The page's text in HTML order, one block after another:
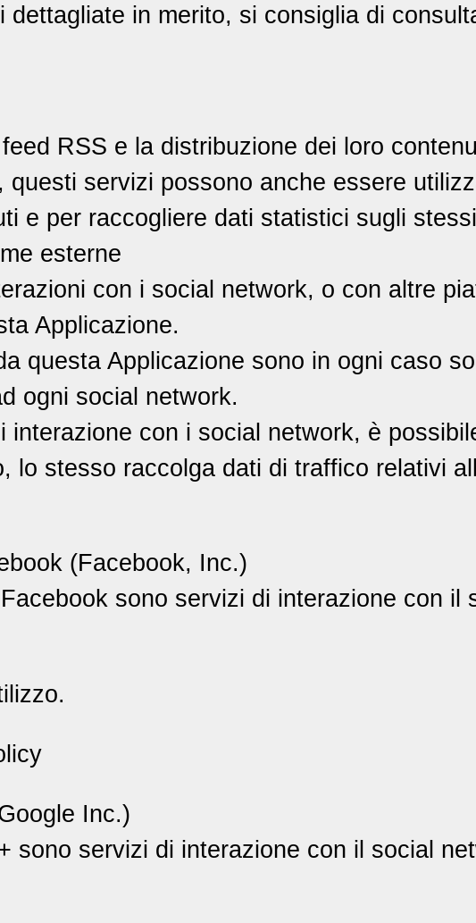
dettagliate in merito, si consiglia di
RSS e la distribuzione dei loro
servizi possono anche essere
e per raccogliere dati statistici sugli
esterne
con i social network, o con altre
Applicazione.
questa Applicazione sono in ogni caso
ogni social network.
con i social network, è
lo stesso raccolga dati di traffico relativi
(Facebook, Inc.)
sono servizi di interazione con il
Inc.)
sono servizi di interazione con il social